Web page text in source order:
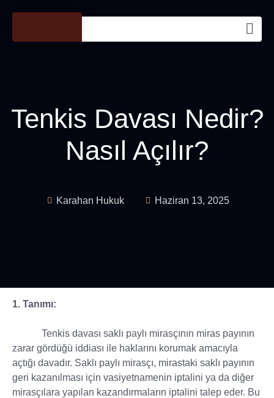
Tenkis Davası Nedir?
Nasıl Açılır?
Karahan Hukuk Haziran 13, 2025
1. Tanımı:
Tenkis davası saklı paylı mirasçının miras payının
zarar gördüğü iddiası ile haklarını korumak amacıyla
açtığı davadır. Saklı paylı mirasçı, mirastaki saklı payının
geri kazanılması için vasiyetnamenin iptalini ya da diğer
mirasçılara yapılan kazandırmaların iptalini talep eder. Bu